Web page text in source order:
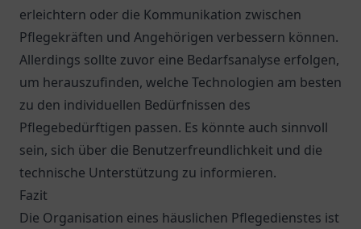
erleichtern oder die Kommunikation zwischen
Pflegekräften und Angehörigen verbessern können.
Allerdings sollte zuvor eine Bedarfsanalyse erfolgen,
um herauszufinden, welche Technologien am besten
zu den individuellen Bedürfnissen des
Pflegebedürftigen passen. Es könnte auch sinnvoll
sein, sich über die Benutzerfreundlichkeit und die
technische Unterstützung zu informieren.
Fazit
Die Organisation eines häuslichen Pflegedienstes ist